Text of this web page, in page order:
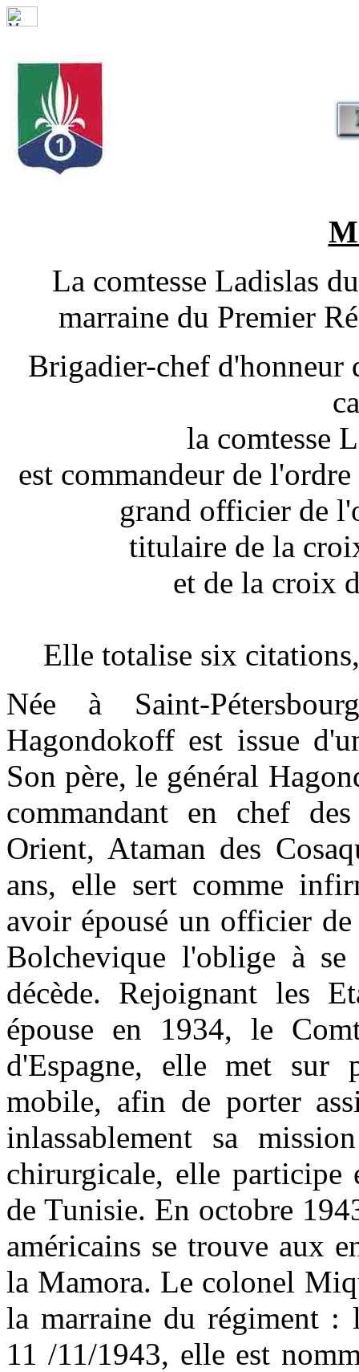
La comtesse Ladislas
marraine du Premier
Brigadier-chef d'honneur
la comtesse
est commandeur de
grand officier de
titulaire de la
et de la croix
Elle totalise six
Née à Saint-
Hagondokoff est issue
Son père, le général
commandant en chef
Orient, Ataman des
ans, elle sert comme
avoir épousé un officier
Bolchevique l'oblige à
décède. Rejoignant les
épouse en 1934, le
d'Espagne, elle met sur
mobile, afin de porter
inlassablement sa
chirurgicale, elle participe
de Tunisie. En octobre
américains se trouve aux
la Mamora. Le colonel
la marraine du régiment :
11 /11/1943, elle est